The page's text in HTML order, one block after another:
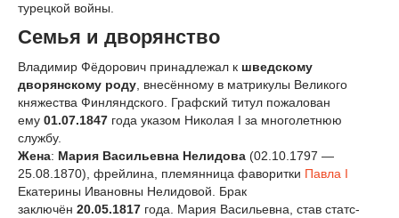
турецкой войны.
Семья и дворянство
Владимир Фёдорович принадлежал к шведскому
дворянскому роду , внесённому в матрикулы Великого
княжества Финляндского. Графский титул пожалован
ему 01.07.1847 года указом Николая I за многолетнюю
службу.
Жена: Мария Васильевна Нелидова (02.10.1797 —
25.08.1870), фрейлина, племянница фаворитки Павла I
Екатерины Ивановны Нелидовой. Брак
заключён 20.05.1817 года. Мария Васильевна, став статс-